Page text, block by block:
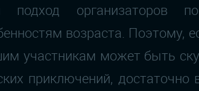
подход организаторов
возраста. Поэтому,
участникам может быть
приключений, достаточно